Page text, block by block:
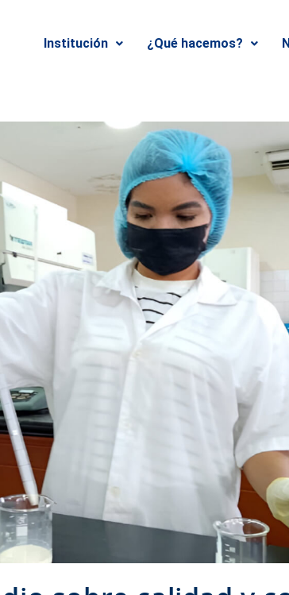
Institución ¿Qué hacemos?